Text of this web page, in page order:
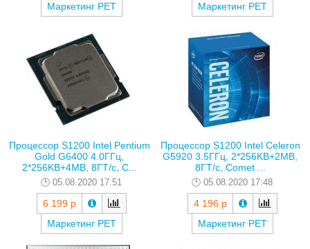
Маркетинг РЕТ
Маркетинг РЕТ
Процессор S1200 Intel Pentium
Gold G6400 4.0ГГц,
2*256KB+4MB, 8ГТ/с, C...
05.08.2020 17:51
6 199 р
Маркетинг РЕТ
Процессор S1200 Intel Celeron
G5920 3.5ГГц, 2*256KB+2MB,
8ГТ/с, Comet ...
05.08.2020 17:48
4 196 р
Маркетинг РЕТ